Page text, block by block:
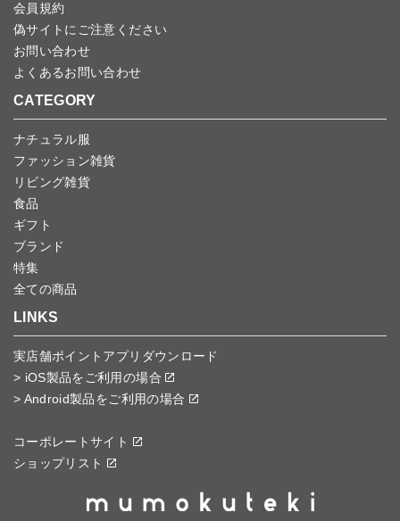
会員規約
偽サイトにご注意ください
お問い合わせ
よくあるお問い合わせ
CATEGORY
ナチュラル服
ファッション雑貨
リビング雑貨
食品
ギフト
ブランド
特集
全ての商品
LINKS
実店舗ポイントアプリダウンロード
> iOS製品をご利用の場合
> Android製品をご利用の場合
コーポレートサイト
ショップリスト